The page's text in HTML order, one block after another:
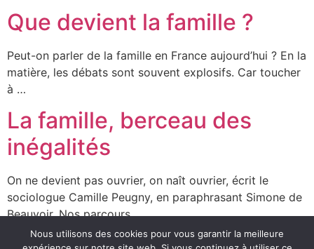
Que devient la famille ?
Peut-on parler de la famille en France aujourd’hui ? En la
matière, les débats sont souvent explosifs. Car toucher
à …
La famille, berceau des
inégalités
On ne devient pas ouvrier, on naît ouvrier, écrit le
sociologue Camille Peugny, en paraphrasant Simone de
Beauvoir. Nos parcours …
Prochain
Nous utilisons des cookies pour vous garantir la meilleure